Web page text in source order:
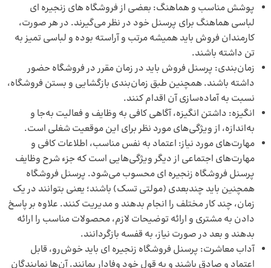
پوشش مناسب و هماهنگ: بعضی از فروشگاه های زنجیره ای
لباسی هماهنگ برای پرسنل خود در نظر می‌گیرند. در هر صورت،
کارمندان فروش باید همیشه مرتب و آراسته بوده و لباسی تمیز به
تن داشته باشند.
زمان‌بندی: پرسنل فروش باید در زمان مقرر در فروشگاه حضور
داشته باشند. همچنین طبق زمان‌بندی بازگشایی و بستن فروشگاه،
نسبت به آماده‌سازی آن اقدام کنند.
انگیزه: داشتن انگیزه، آگاهی کافی به وظایف و فعالیت به‌جا و
به‌اندازه، از ویژگی‌های مورد نظر برای این موقعیت شغلی است.
مهارت‌های مورد نیاز: اعتماد به نفس مناسب، اطلاعات کافی و
مهارت‌های اجتماعی از دیگر ویژگی‌هایی است که جزء شرح وظایف
پرسنل فروشگاه زنجیره ای محسوب می‌شود. پرسنل فروشگاه
همچنین باید چندبعدی (مولتی تسک) باشند؛ یعنی بتوانند در یک
زمان، چند کار مختلف را انجام بدهند و مدیریت کنند. علاوه بر پاسخ
دادن به مشتری و ارائه توضیحات لازم، محصولات مناسب را ارائه
بدهند و بعد در صورت نیاز، به قفسه بازگردانند.
آداب معاشرت: پرسنل فروشگاه زنجیره ای باید خوش‌رو، قابل
اعتماد و صادق باشند و به قول خود وفادار بمانند. آن‌ها نمایندگان